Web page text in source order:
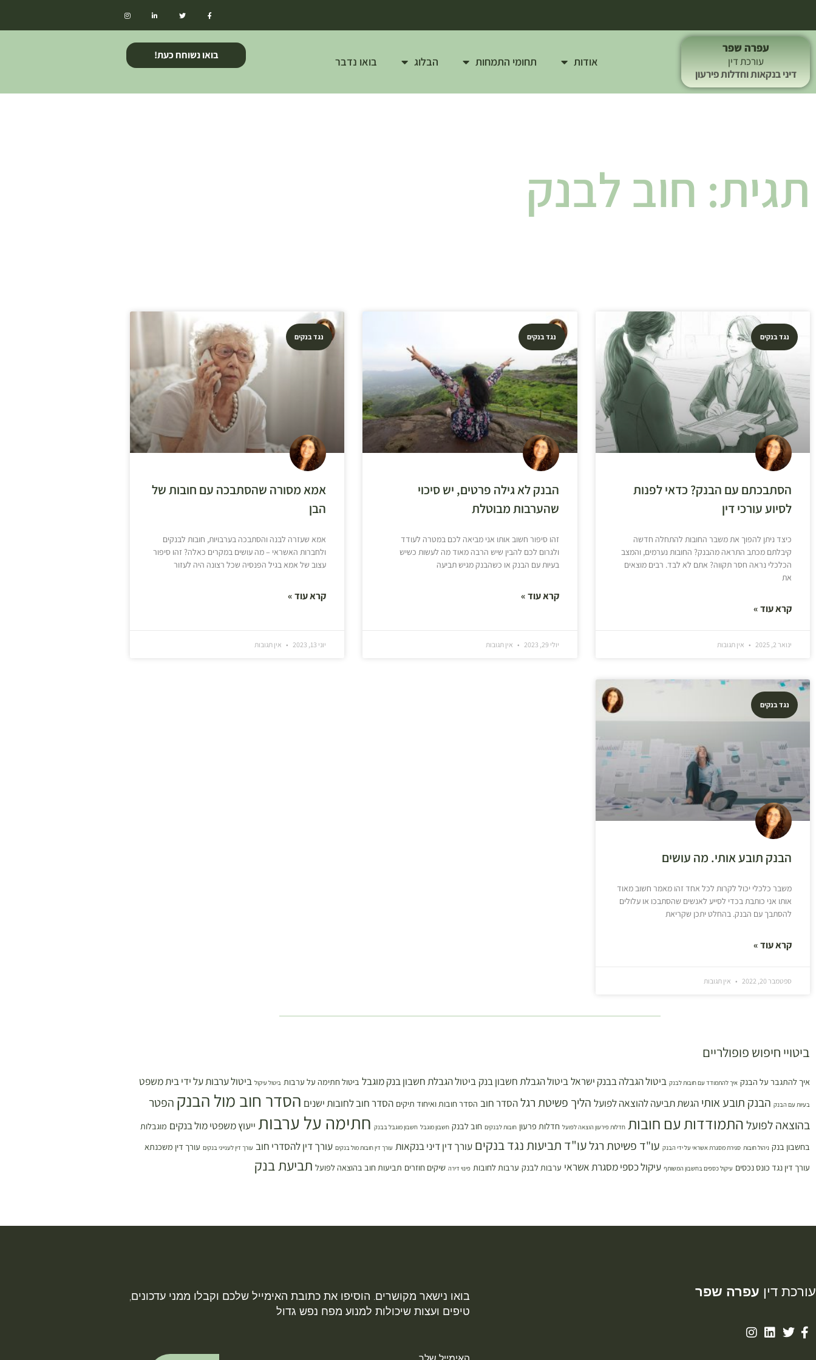
עפרה שפר
עורכת דין
דיני בנקאות וחדלות פירעון
אודות תחומי התמחות הבלוג בואו נדבר בואו נשוחח כעת!
תגית: חוב לבנק
נגד בנקים
הסתבכתם עם הבנק? כדאי לפנות
לסיוע עורכי דין
כיצד ניתן להפוך את משבר החובות להתחלה חדשה
קיבלתם מכתב התראה מהבנק? החובות נערמים, והמצב
הכלכלי נראה חסר תקווה? אתם לא לבד. רבים מוצאים
את
קרא עוד »
ינואר 2, 2025 אין תגובות
נגד בנקים
הבנק לא גילה פרטים, יש סיכוי
שהערבות מבוטלת
זהו סיפור חשוב אותו אני מביאה לכם במטרה לעודד
ולגרום לכם להבין שיש הרבה מאוד מה לעשות כשיש
בעיות עם הבנק או כשהבנק מגיש תביעה
קרא עוד »
יולי 29, 2023 אין תגובות
נגד בנקים
אמא מסורה שהסתבכה עם חובות של
הבן
אמא שעזרה לבנה והסתבכה בערבויות, חובות לבנקים
ולחברות האשראי – מה עושים במקרים כאלה? זהו סיפור
עצוב של אמא בגיל הפנסיה שכל רצונה היה לעזור
קרא עוד »
יוני 13, 2023 אין תגובות
נגד בנקים
הבנק תובע אותי. מה עושים
משבר כלכלי יכול לקרות לכל אחד זהו מאמר חשוב מאוד
אותו אני כותבת בכדי לסייע לאנשים שהסתבכו או עלולים
להסתבך עם הבנק. בהחלט יתכן שקריאת
קרא עוד »
ספטמבר 20, 2022 אין תגובות
ביטויי חיפוש פופולריים
איך להתגבר על הבנק איך להתמודד עם חובות לבנק ביטול הגבלה בבנק ישראלביטול הגבלת חשבון בנק ביטול הגבלת חשבון בנק מוגבל ביטול חתימה על ערבות ביטול עיקול ביטול ערבות על ידי בית משפט
בעיות עם הבנק הבנק תובע אותי הגשת תביעה להוצאה לפועל הליך פשיטת רגלהסדר חוב הסדר חובות ואיחוד תיקים הסדר חוב לחובות ישנים הסדר חוב מול הבנק הפטר
בהוצאה לפועלהתמודדות עם חובות חדלות פירעון הוצאה לפועל חדלות פרעון חובות לבנקים חוב לבנק חשבון מוגבל חשבון מוגבל בבנק חתימה על ערבות ייעוץ משפטי מול בנקים מוגבלות
בחשבון בנק ניהול חובות סגירת מסגרת אשראי על ידי הבנק עו"ד פשיטת רגלעו"ד תביעות נגד בנקים עורך דין דיני בנקאות עורך דין חובות מול בנקים עורך דין להסדרי חוב עורך דין לענייני בנקים עורך דין משכנתא
עורך דין נגד כונס נכסים עיקול כספים בחשבון המשותף עיקול כספי מסגרת אשראי ערבות לבנק ערבות לחובות פינוי דירה שיקים חוזרים תביעות חוב בהוצאה לפועל תביעת בנק
עורכת דין עפרה שפר
בואו נישאר מקושרים. הוסיפו את כתובת האימייל שלכם וקבלו ממני עדכונים,
טיפים ועצות שיכולות למנוע מפח נפש גדול